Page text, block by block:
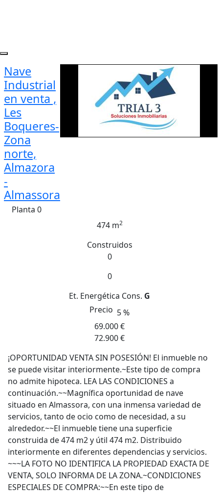
Nave
Industrial
en venta ,
Les
Boqueres-
Zona
norte,
Almazora
-
Almassora
Planta 0
474 m2
Construidos
0
0
Et. Energética Cons. G
Precio 5 %
69.000 €
72.900 €
¡OPORTUNIDAD VENTA SIN POSESIÓN! El inmueble no
se puede visitar interiormente.~Este tipo de compra
no admite hipoteca. LEA LAS CONDICIONES a
continuación.~~Magnífica oportunidad de nave
situado en Almassora, con una inmensa variedad de
servicios, tanto de ocio como de necesidad, a su
alrededor.~~El inmueble tiene una superficie
construida de 474 m2 y útil 474 m2. Distribuido
interiormente en diferentes dependencias y servicios.
~~~LA FOTO NO IDENTIFICA LA PROPIEDAD EXACTA DE
VENTA, SOLO INFORMA DE LA ZONA.~CONDICIONES
ESPECIALES DE COMPRA:~~En este tipo de